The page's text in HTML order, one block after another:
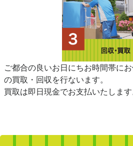
ご都合の良いお日にちお時間帯に
の買取・回収を行ないます。
買取は即日現金でお支払いたします